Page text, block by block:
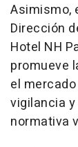
Asimismo,
Dirección
Hotel NH
promueve
el
vigilancia
normativa